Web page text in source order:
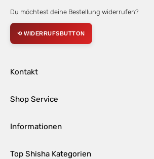
Du möchtest deine Bestellung widerrufen?
⟲ WIDERRUFSBUTTON
Kontakt
Shop Service
Informationen
Top Shisha Kategorien